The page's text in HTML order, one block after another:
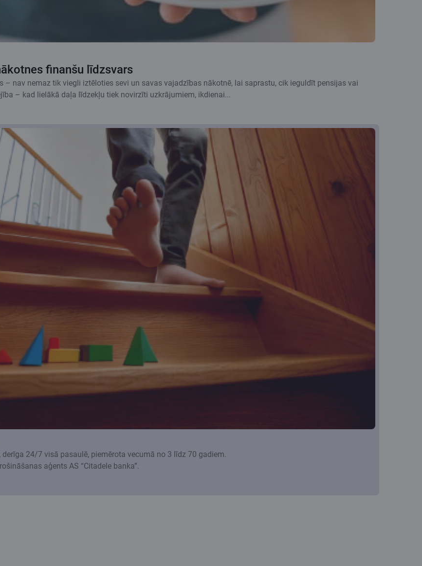
finanšu līdzsvars
– nav nemaz tik viegli iztēloties sevi un savas vajadzības nākotnē, lai saprastu, cik ieguldīt pensijas vai
– kad lielākā daļa līdzekļu tiek novirzīti uzkrājumiem, ikdienai...
24/7 visā pasaulē, piemērota vecumā no 3 līdz 70 gadiem.
aģents AS “Citadele banka”.